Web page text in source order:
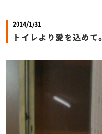
2014/1/31
トイレより愛を込めて。